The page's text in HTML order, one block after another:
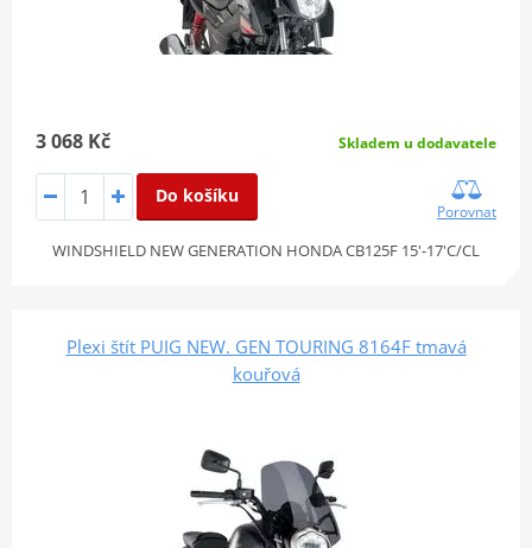
3 068 Kč Skladem u dodavatele
Do košíku
Porovnat
WINDSHIELD NEW GENERATION HONDA CB125F 15'-17'C/CL
Plexi štít PUIG NEW. GEN TOURING 8164F tmavá
kouřová